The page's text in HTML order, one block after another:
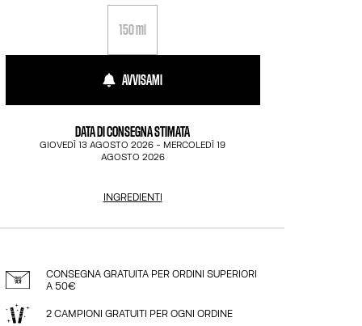
150 ml
AVVISAMI
DATA DI CONSEGNA STIMATA
GIOVEDÌ 13 AGOSTO 2026 - MERCOLEDÌ 19
AGOSTO 2026
INGREDIENTI
CONSEGNA GRATUITA PER ORDINI SUPERIORI
A 50€
2 CAMPIONI GRATUITI PER OGNI ORDINE